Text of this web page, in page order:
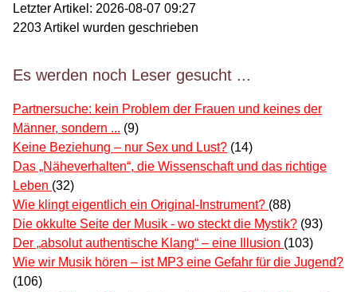
Letzter Artikel: 2026-08-07 09:27
2203Artikel wurden geschrieben
Es werden noch Leser gesucht ...
Partnersuche: kein Problem der Frauen und keines der
Männer, sondern ... (9)
Keine Beziehung – nur Sex und Lust? (14)
Das „Näheverhalten“, die Wissenschaft und das richtige
Leben (32)
Wie klingt eigentlich ein Original-Instrument? (88)
Die okkulte Seite der Musik - wo steckt die Mystik? (93)
Der „absolut authentische Klang“ – eine Illusion (103)
Wie wir Musik hören – ist MP3 eine Gefahr für die Jugend?
(106)